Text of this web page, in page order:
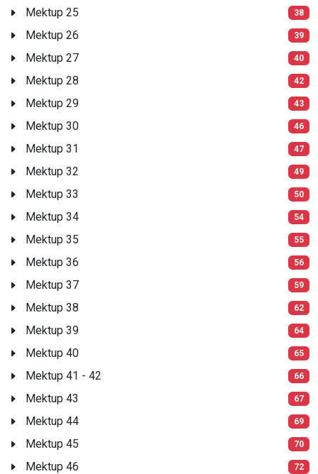
Mektup 25 38
Mektup 26 39
Mektup 27 40
Mektup 28 42
Mektup 29 43
Mektup 30 46
Mektup 31 47
Mektup 32 49
Mektup 33 50
Mektup 34 54
Mektup 35 55
Mektup 36 56
Mektup 37 59
Mektup 38 62
Mektup 39 64
Mektup 40 65
Mektup 41 - 42 66
Mektup 43 67
Mektup 44 69
Mektup 45 70
Mektup 46 72